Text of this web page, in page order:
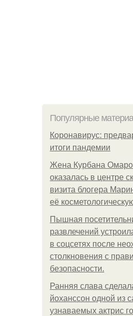
Популярные
Коронавирус:
итоги пандемии
Жена Курбана
оказалась в центре
визита блогера
её
Пышная
развлечений
в соцсетях после
столкновения с
безопасности.
Ранняя слава
йоханссон одной из
узнаваемых актрис